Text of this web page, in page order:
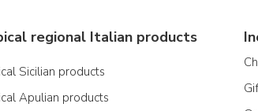
regional Italian products
Sicilian products
Apulian products